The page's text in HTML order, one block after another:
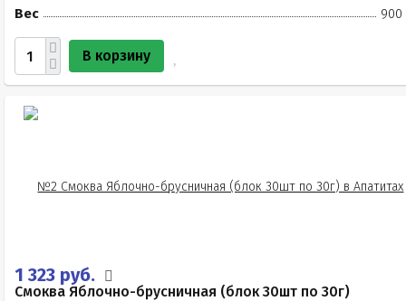
Вес
900
В корзину
1 323 руб.
Смоква Яблочно-брусничная (блок 30шт по 30г)